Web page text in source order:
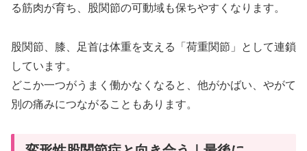
る筋肉が育ち、股関節の可動域も保ちやすくなります。
股関節、膝、足首は体重を支える「荷重関節」として連鎖
しています。
どこか一つがうまく働かなくなると、他がかばい、やがて
別の痛みにつながることもあります。